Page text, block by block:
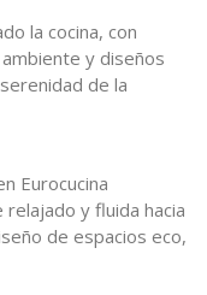
la cocina, con
y diseños
de la
Eurocucina
y fluida hacia
de espacios eco,